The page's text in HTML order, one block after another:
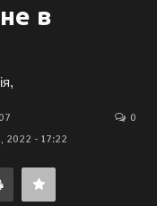
в
2022 - 17:22
0